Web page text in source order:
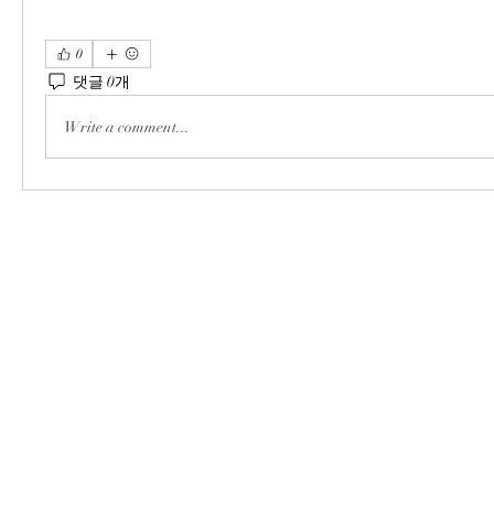
0
댓글 0개
Write a comment...